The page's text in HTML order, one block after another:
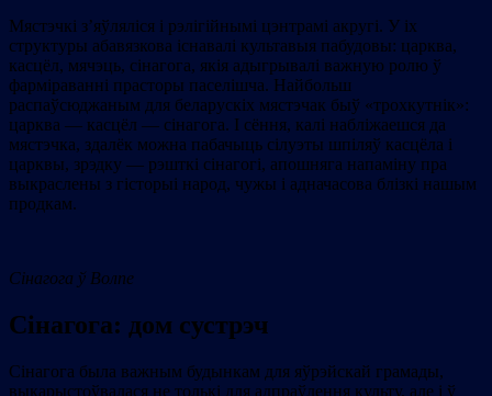
Мястэчкі з’яўляліся і рэлігійнымі цэнтрамі акругі. У іх
структуры абавязкова існавалі культавыя пабудовы: царква,
касцёл, мячэць, сінагога, якія адыгрывалі важную ролю ў
фарміраванні прасторы паселішча. Найбольш
распаўсюджаным для беларускіх мястэчак быў «трохкутнік»:
царква — касцёл — сінагога. І сёння, калі набліжаешся да
мястэчка, здалёк можна пабачыць сілуэты шпіляў касцёла і
царквы, зрэдку — рэшткі сінагогі, апошняга напаміну пра
выкраслены з гісторыі народ, чужы і адначасова блізкі нашым
продкам.
Сінагога ў Волпе
Сінагога: дом сустрэч
Сінагога была важным будынкам для яўрэйскай грамады,
выкарыстоўвалася не толькі для адпраўлення культу, але і ў